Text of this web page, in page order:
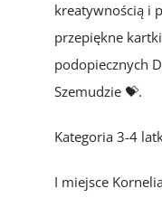
kreatywnością i
przepiękne
podopiecznych
Szemudzie 💝.
Kategoria 3-4
I miejsce